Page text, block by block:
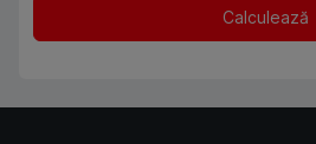
Calculează